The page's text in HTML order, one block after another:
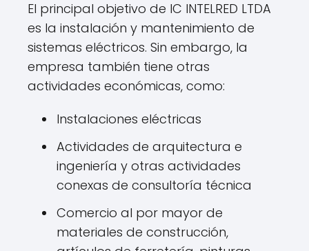
El principal objetivo de IC INTELRED LTDA
es la instalación y mantenimiento de
sistemas eléctricos. Sin embargo, la
empresa también tiene otras
actividades económicas, como:
Instalaciones eléctricas
Actividades de arquitectura e
ingeniería y otras actividades
conexas de consultoría técnica
Comercio al por mayor de
materiales de construcción,